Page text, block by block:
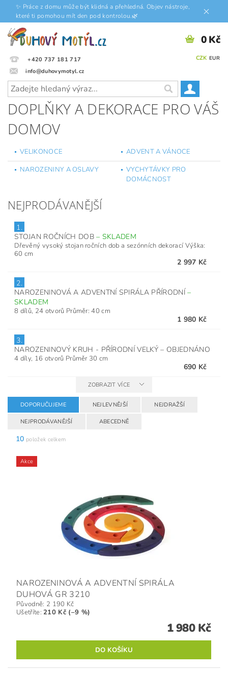
✨ Práce z domu může být klidná a přehledná. Objev nástroje,
které ti pomohou mít den pod kontrolou.🌿
+420 737 181 717
info@duhovymotyl.cz
CZK EUR
0 Kč
DOPLŇKY A DEKORACE PRO VÁŠ
DOMOV
VELIKONOCE
ADVENT A VÁNOCE
NAROZENINY A OSLAVY
VYCHYTÁVKY PRO
DOMÁCNOST
NEJPRODÁVANĚJŠÍ
1.
STOJAN ROČNÍCH DOB– SKLADEM
Dřevěný vysoký stojan ročních dob a sezónních dekorací Výška:
60 cm
2 997 Kč
2.
NAROZENINOVÁ A ADVENTNÍ SPIRÁLA PŘÍRODNÍ–
SKLADEM
8 dílů, 24 otvorů Průměr: 40 cm
1 980 Kč
3.
NAROZENINOVÝ KRUH - PŘÍRODNÍ VELKÝ– OBJEDNÁNO
4 díly, 16 otvorů Průměr 30 cm
690 Kč
ZOBRAZIT VÍCE
DOPORUČUJEME NEJLEVNĚJŠÍ NEJDRAŽŠÍ
NEJPRODÁVANĚJŠÍ ABECEDNĚ
10 položek celkem
Akce
NAROZENINOVÁ A ADVENTNÍ SPIRÁLA
DUHOVÁ GR 3210
Původně: 2 190 Kč
Ušetříte: 210 Kč (–9 %)
1 980 Kč